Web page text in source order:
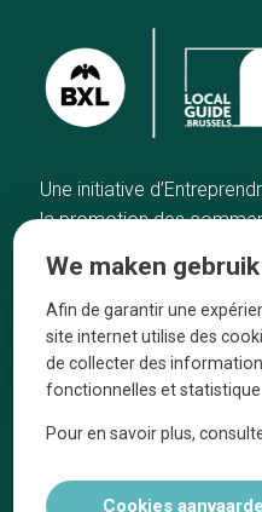
Une initiative
la promotion des
Home
De beste adressen
Blog
Winkelwijken
Tops 10
We maken
Afin de garantir une
site internet utilise des
de collecter des
fonctionnelles et statistique
Pour en savoir plus,
Cookies